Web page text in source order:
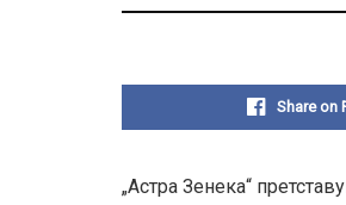
Share on
„Астра Зенека“